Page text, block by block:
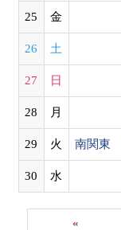
25 金
26 土
27 日
28 月
29 火 南関東
30 水
«